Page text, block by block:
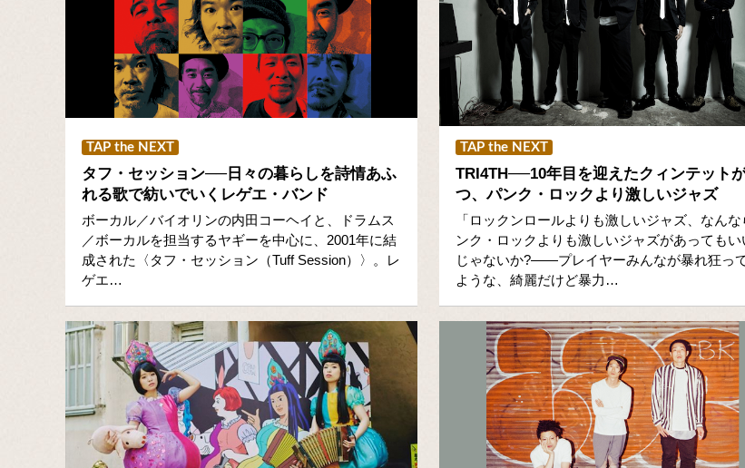
TAP the NEXT
タフ・セッション──日々の暮らしを詩情あふ
れる歌で紡いでいくレゲエ・バンド
ボーカル／バイオリンの内田コーヘイと、ドラムス
／ボーカルを担当するヤギーを中心に、2001年に結
成された〈タフ・セッション（Tuff Session）〉。レ
ゲエ…
TAP the NEXT
TRI4TH──10年目を迎えたクィンテット
つ、パンク・ロックより激しいジャズ
「ロックンロールよりも激しいジャズ、なんな
ンク・ロックよりも激しいジャズがあってもい
じゃないか?――プレイヤーみんなが暴れ狂っ
ような、綺麗だけど暴力…